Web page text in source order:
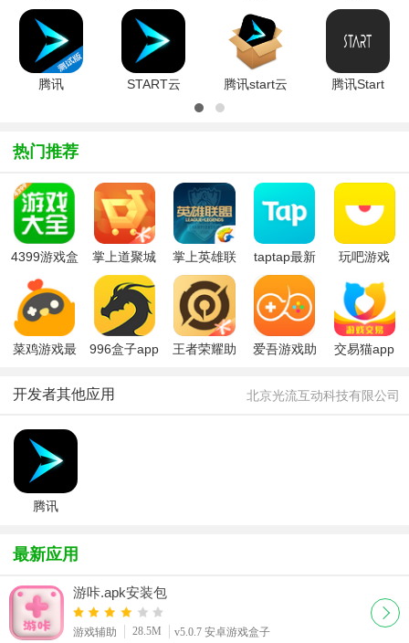
START云
游戏PC云
电脑版
v0.11.0.15661
2026官方
START云
游戏官方手
机版
appV0.10.200.22463
安卓版
游戏手机云
顶之弈
v0.10.200.12855
安卓版
START云
游戏手机版
腾讯
安卓版
START云
腾讯start云
腾讯Start
热门推荐
4399游戏盒
掌上道聚城
(游戏商
城)app最新
版本
掌上英雄联
盟app
taptap最新
版2026
玩吧游戏
菜鸡游戏最
996盒子app
2026
王者荣耀助
爱吾游戏助
交易猫app
开发者其他应用 北京光流互动科技有限公司
腾讯
游戏最新版
最新应用
游咔.apk安装包
游戏辅助 28.5M v5.0.7 安卓游戏盒子